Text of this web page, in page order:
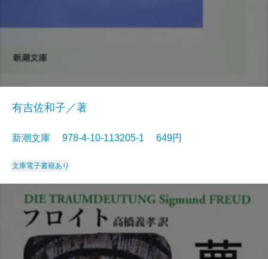
有吉佐和子／著
新潮文庫 978-4-10-113205-1 649円
文庫電子書籍あり